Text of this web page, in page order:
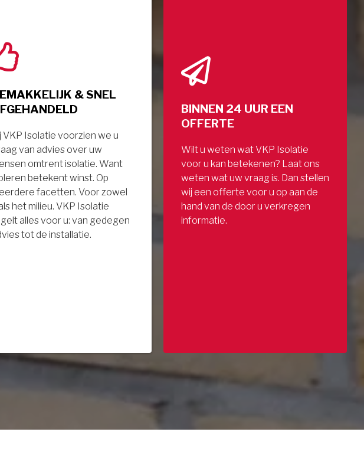
& SNEL
VKP Isolatie voorzien we u
van advies over uw
omtrent isolatie. Want
betekent winst. Op
facetten. Voor zowel
het milieu. VKP Isolatie
alles voor u: van gedegen
tot de installatie.
BINNEN 24 UUR EEN
OFFERTE
Wilt u weten wat VKP Isolatie
voor u kan betekenen? Laat ons
weten wat uw vraag is. Dan stellen
wij een offerte voor u op aan de
hand van de door u verkregen
informatie.